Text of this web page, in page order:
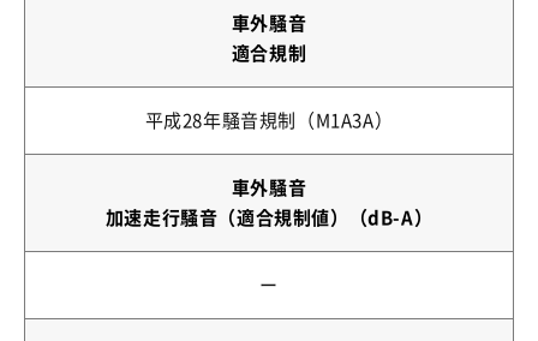
車外騒音
適合規制
平成28年騒音規制（M1A3A）
車外騒音
加速走行騒音（適合規制値）
（dB-A）
ー